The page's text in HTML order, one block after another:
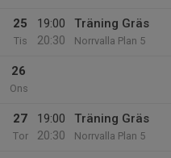
25
Tis
19:00
20:30
Träning Gräs
Norrvalla Plan 5
26
Ons
27
Tor
19:00
20:30
Träning Gräs
Norrvalla Plan 5